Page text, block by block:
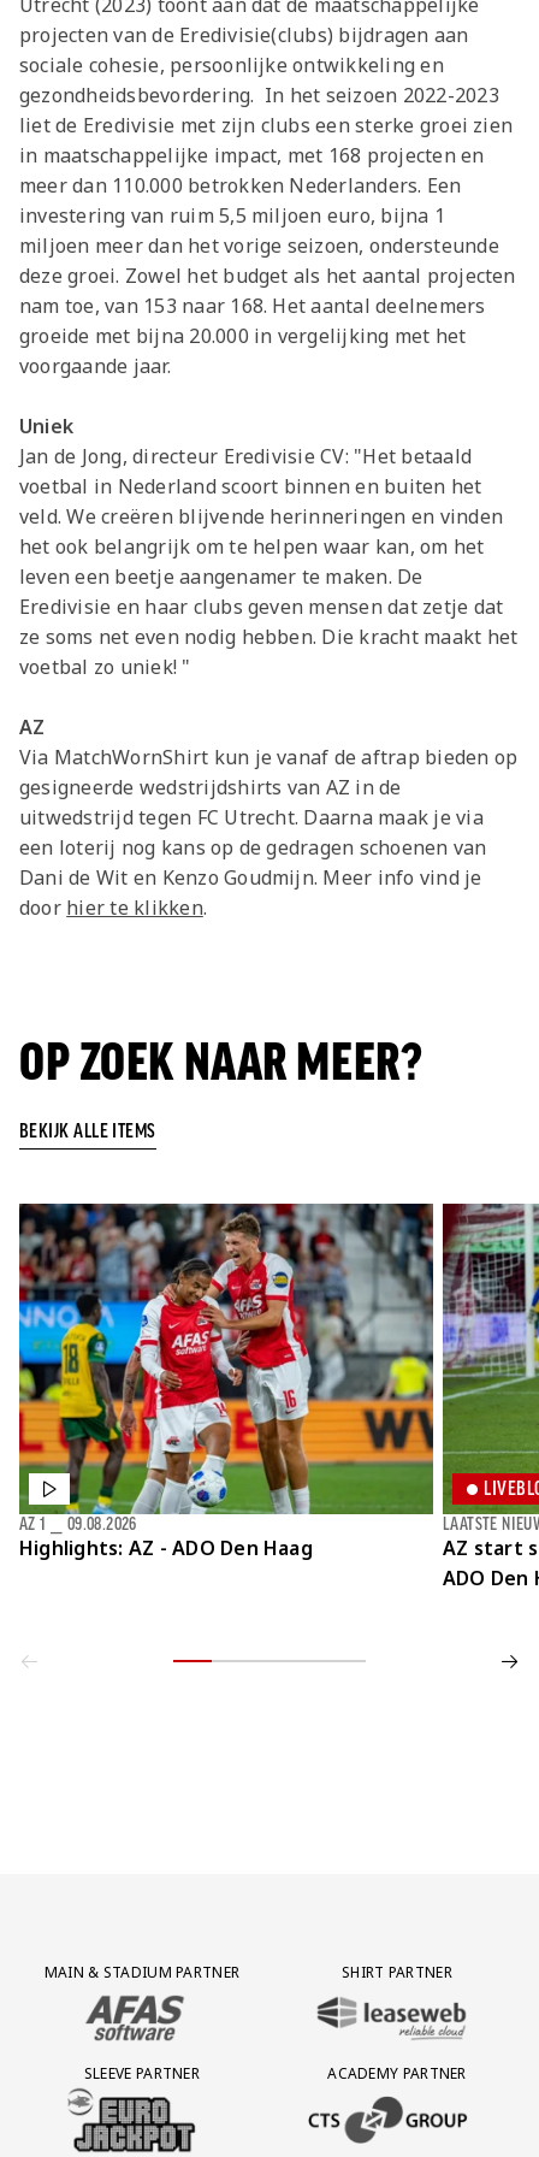
projecten van de Eredivisie(clubs) bijdragen aan
sociale cohesie, persoonlijke ontwikkeling en
gezondheidsbevordering. In het seizoen 2022-2023
liet de Eredivisie met zijn clubs een sterke groei zien
in maatschappelijke impact, met 168 projecten en
meer dan 110.000 betrokken Nederlanders. Een
investering van ruim 5,5 miljoen euro, bijna 1
miljoen meer dan het vorige seizoen, ondersteunde
deze groei. Zowel het budget als het aantal projecten
nam toe, van 153 naar 168. Het aantal deelnemers
groeide met bijna 20.000 in vergelijking met het
voorgaande jaar.
Uniek
Jan de Jong, directeur Eredivisie CV: "Het betaald
voetbal in Nederland scoort binnen en buiten het
veld. We creëren blijvende herinneringen en vinden
het ook belangrijk om te helpen waar kan, om het
leven een beetje aangenamer te maken. De
Eredivisie en haar clubs geven mensen dat zetje dat
ze soms net even nodig hebben. Die kracht maakt het
voetbal zo uniek! "
AZ
Via MatchWornShirt kun je vanaf de aftrap bieden op
gesigneerde wedstrijdshirts van AZ in de
uitwedstrijd tegen FC Utrecht. Daarna maak je via
een loterij nog kans op de gedragen schoenen van
Dani de Wit en Kenzo Goudmijn. Meer info vind je
door hier te klikken.
OP ZOEK NAAR MEER?
BEKIJK ALLE ITEMS
Highlights: AZ - ADO Den Haag
AZ 1 09.08.2026
AZ start
ADO Den
LAATSTE
Partner Logos Grid
MAIN & STADIUM PARTNER
BEZOEK ONZE MAIN & STADIUM PARTNER AFAS SOFTWARE
SHIRT PARTNER
BEZOEK ONZE SHIRT PARTNER
SLEEVE PARTNER
BEZOEK ONZE SLEEVE PARTNER EUROJACKPOT
ACADEMY PARTNER
BEZOEK ONZE ACADEMY